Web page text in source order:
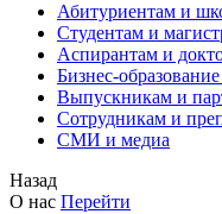
Абитуриентам и
Студентам и
Аспирантам и
Бизнес-
Выпускникам и
Сотрудникам и
СМИ и медиа
Назад
О нас Перейти